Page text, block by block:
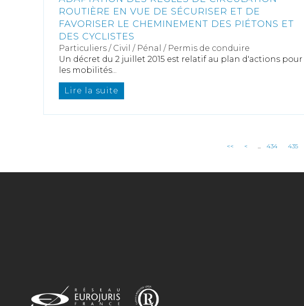
ROUTIÈRE EN VUE DE SÉCURISER ET DE
FAVORISER LE CHEMINEMENT DES PIÉTONS ET
DES CYCLISTES
Particuliers / Civil / Pénal / Permis de conduire
Un décret du 2 juillet 2015 est relatif au plan d'actions pour
les mobilités...
Lire la suite
<< < ... 434 435